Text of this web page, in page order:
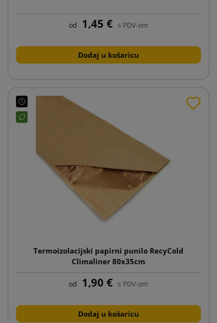
od 1,45 € s PDV-om
Dodaj u košaricu
Termoizolacijski papirni punilo RecyCold
Climaliner 80x35cm
od 1,90 € s PDV-om
Dodaj u košaricu